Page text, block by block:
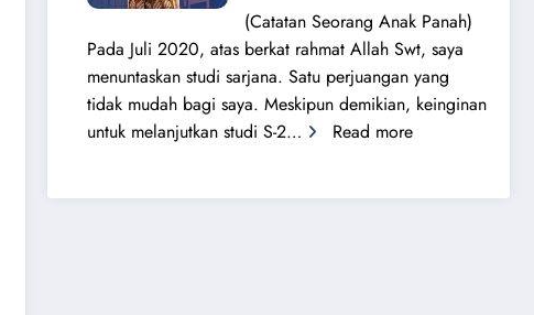
Sijunjung
(Catatan Seorang Anak Panah)
Pada Juli 2020, atas berkat rahmat Allah Swt, saya
menuntaskan studi sarjana. Satu perjuangan yang
tidak mudah bagi saya. Meskipun demikian, keinginan
untuk melanjutkan studi S-2…
Read more: